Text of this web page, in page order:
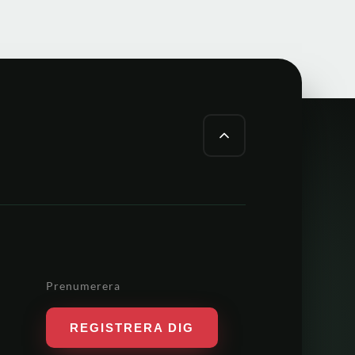
Prenumerera
REGISTRERA DIG